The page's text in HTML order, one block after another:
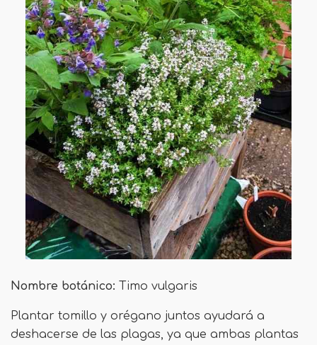
Nombre botánico: Timo vulgaris
Plantar tomillo y orégano juntos ayudará a
deshacerse de las plagas, ya que ambas plantas